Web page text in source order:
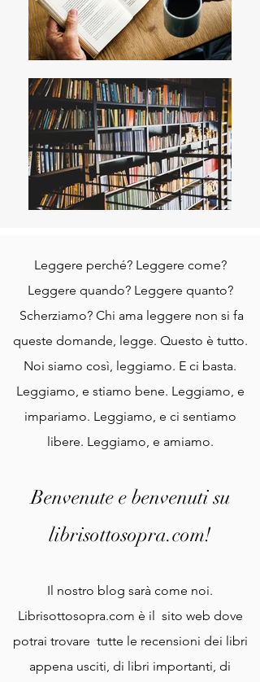
Leggere perché? Leggere come?
Leggere quando? Leggere quanto?
Scherziamo? Chi ama leggere non si fa
queste domande, legge. Questo è tutto.
Noi siamo così, leggiamo. E ci basta.
Leggiamo, e stiamo bene. Leggiamo, e
impariamo. Leggiamo, e ci sentiamo
libere. Leggiamo, e amiamo.
Benvenute e benvenuti su
librisottosopra.com!
Il nostro blog sarà come noi.
Librisottosopra.com è il sito web dove
potrai trovare tutte le recensioni dei libri
appena usciti, di libri importanti, di